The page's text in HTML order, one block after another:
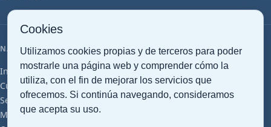
SIGUIENTE ARTÍCULO
INCOTERMS: LAS REGLAS PARA EL
USO DE TÉRMINOS COMERCIALES
NACIONALES E
NAVEGACIÓN
InicioTransporte MarítimoTransporte AéreoTransporte Terrestre
Customs clearance Gestión DocumentalAlmacenaje Inteligente
Servicios Logísticos Cross TradeProyectos CargoPerecederos
Mercancías PeligrosasFarma (GDP)
Cookies
Utilizamos cookies propias y de terceros para poder
mostrarle una página web y comprender cómo la
utiliza, con el fin de mejorar los servicios que
ofrecemos. Si continúa navegando, consideramos
que acepta su uso.